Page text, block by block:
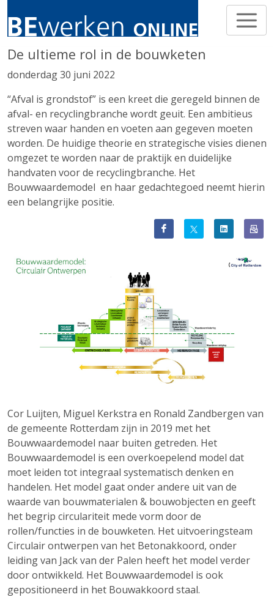
De ultieme rol in de bouwketen
donderdag 30 juni 2022
“Afval is grondstof” is een kreet die geregeld binnen de
afval- en recyclingbranche wordt geuit. Een ambitieus
streven waar handen en voeten aan gegeven moeten
worden. De huidige theorie en strategische visies dienen
omgezet te worden naar de praktijk en duidelijke
handvaten voor de recyclingbranche. Het
Bouwwaardemodel en haar gedachtegoed neemt hierin
een belangrijke positie.
Cor Luijten, Miguel Kerkstra en Ronald Zandbergen van
de gemeente Rotterdam zijn in 2019 met het
Bouwwaardemodel naar buiten getreden. Het
Bouwwaardemodel is een overkoepelend model dat
moet leiden tot integraal systematisch denken en
handelen. Het model gaat onder andere uit van de
waarde van bouwmaterialen & bouwobjecten en geeft
het begrip circulariteit mede vorm door de
rollen/functies in de bouwketen. Het uitvoeringsteam
Circulair ontwerpen van het Betonakkoord, onder
leiding van Jack van der Palen heeft het model verder
door ontwikkeld. Het Bouwwaardemodel is ook
gepositioneerd in het Bouwakkoord staal.